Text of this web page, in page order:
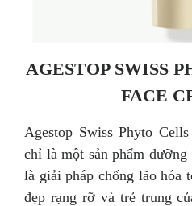
AGESTOP SWISS
FACE
Agestop Swiss Phyto
chỉ là một sản phẩm
là giải pháp chống lão hóa
đẹp rạng rỡ và trẻ trung